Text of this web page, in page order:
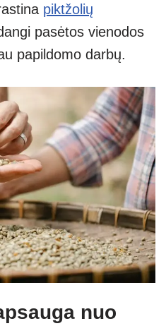
piktžolių
pasėtos vienodos
papildomo darbų.
nuo